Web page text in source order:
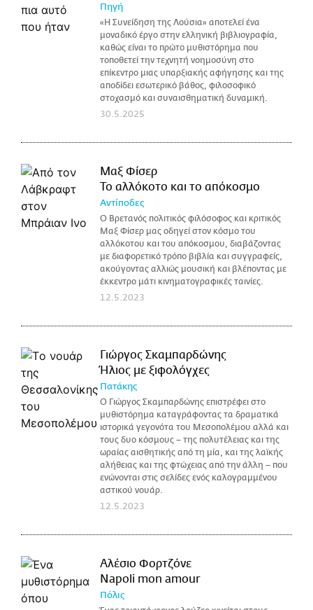
Πηγή
«Η Συνείδηση της Λούσια» αποτελεί ένα
μοναδικό έργο στην ελληνική βιβλιογραφία,
καθώς είναι το πρώτο μυθιστόρημα που
τοποθετεί την τεχνητή νοημοσύνη στο
επίκεντρο μιας υπαρξιακής αφήγησης και της
αποδίδει εσωτερικό βάθος, φιλοσοφικό
στοχασμό και συναισθηματική δυναμική.
30.5.2025
Μαξ Φίσερ
Το αλλόκοτο και το απόκοσμο
Αντίποδες
Ο Βρετανός πολιτικός φιλόσοφος και κριτικός
Μαξ Φίσερ μας οδηγεί στον κόσμο του
αλλόκοτου και του απόκοσμου, διαβάζοντας
με διαφορετικό τρόπο βιβλία και συγγραφείς,
ακούγοντας αλλιώς μουσική και βλέποντας με
έκκεντρο μάτι κινηματογραφικές ταινίες.
12.5.2023
Γιώργος Σκαμπαρδώνης
Ήλιος με ξιφολόγχες
Πατάκης
Ο Γιώργος Σκαμπαρδώνης επιστρέφει στο
μυθιστόρημα καταγράφοντας τα δραματικά
ιστορικά γεγονότα του Μεσοπολέμου αλλά και
τους δυο κόσμους – της πολυτέλειας και της
ωραίας αισθητικής από τη μία, και της λαϊκής
αλήθειας και της φτώχειας από την άλλη – που
ενώνονται στις σελίδες ενός καλογραμμένου
αστικού νουάρ.
12.5.2023
Αλέσιο Φορτζόνε
Napoli mon amour
Πόλις